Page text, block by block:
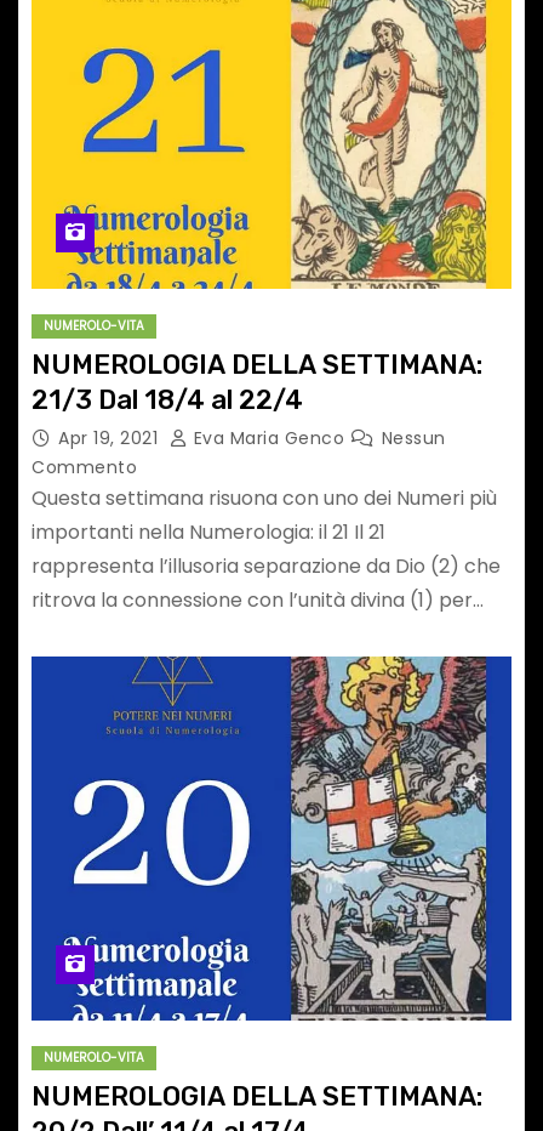
NUMEROLO-VITA
NUMEROLOGIA DELLA SETTIMANA:
21/3 Dal 18/4 al 22/4
Apr 19, 2021 Eva Maria Genco
Nessun
Commento
Questa settimana risuona con uno dei Numeri più
importanti nella Numerologia: il 21 Il 21
rappresenta l’illusoria separazione da Dio (2) che
ritrova la connessione con l’unità divina (1) per…
NUMEROLO-VITA
NUMEROLOGIA DELLA SETTIMANA: